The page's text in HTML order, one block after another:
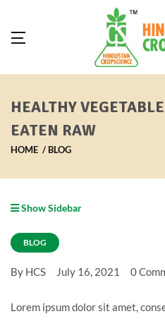
HEALTHY
EATEN RAW
HOME BLOG
Show Sidebar
BLOG
By HCS July 16, 2021 0
Lorem ipsum dolor sit amet,